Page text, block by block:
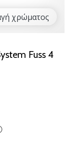
χρώματος
Fuss 4